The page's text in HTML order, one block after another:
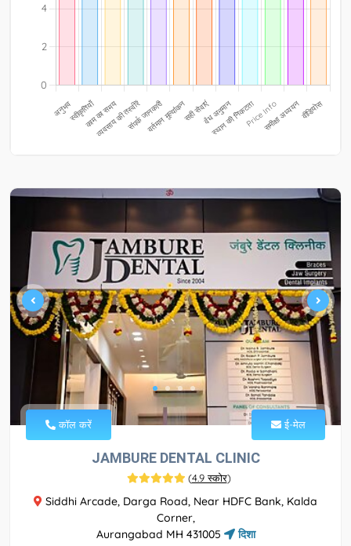
कॉल करें ई-मेल
JAMBURE DENTAL CLINIC
(4.9 स्कोर)
Siddhi Arcade, Darga Road, Near HDFC Bank, Kalda
Corner,
Aurangabad MH 431005
दिशा